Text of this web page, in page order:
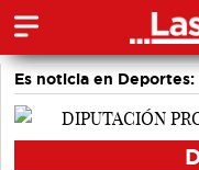
Es noticia en Deportes:
Bádminton